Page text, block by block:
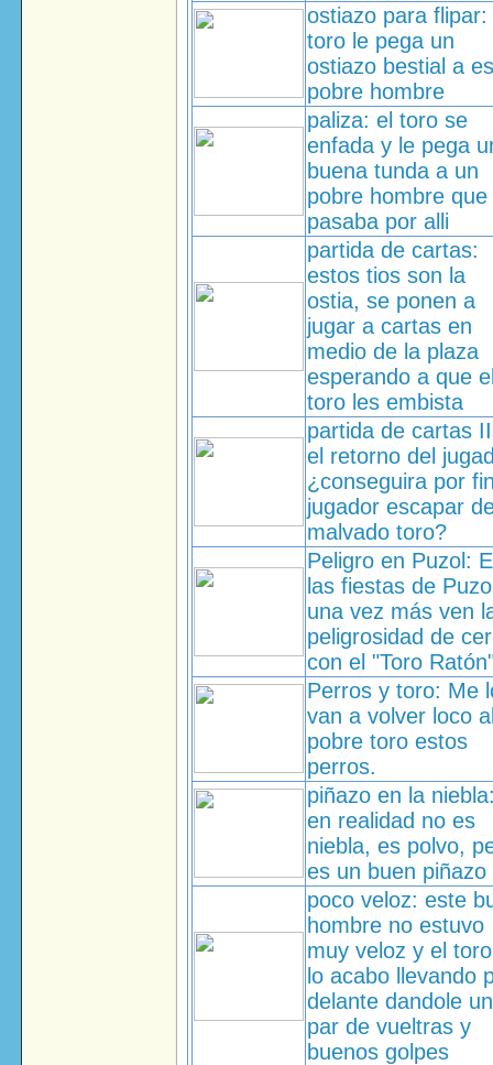
ostiazo para flipar:
toro le pega un
ostiazo bestial a
pobre hombre
paliza: el toro se
enfada y le pega
buena tunda a un
pobre hombre que
pasaba por alli
partida de cartas:
estos tios son la
ostia, se ponen a
jugar a cartas en
medio de la plaza
esperando a que
toro les embista
partida de cartas
el retorno del
¿conseguira por
jugador escapar
malvado toro?
Peligro en Puzol:
las fiestas de
una vez más ven
peligrosidad de
con el "Toro
Perros y toro: Me
van a volver loco
pobre toro estos
perros.
piñazo en la
en realidad no es
niebla, es polvo,
es un buen piñazo
poco veloz: este
hombre no estuvo
muy veloz y el
lo acabo llevando
delante dandole un
par de vueltras y
buenos golpes